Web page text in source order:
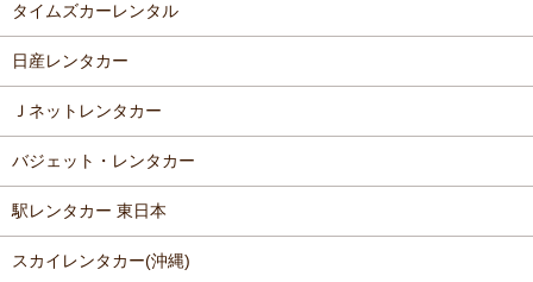
タイムズカーレンタル
日産レンタカー
Ｊネットレンタカー
バジェット・レンタカー
駅レンタカー 東日本
スカイレンタカー(沖縄)